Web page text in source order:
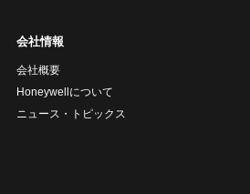
会社情報
会社概要
Honeywellについて
ニュース・トピックス